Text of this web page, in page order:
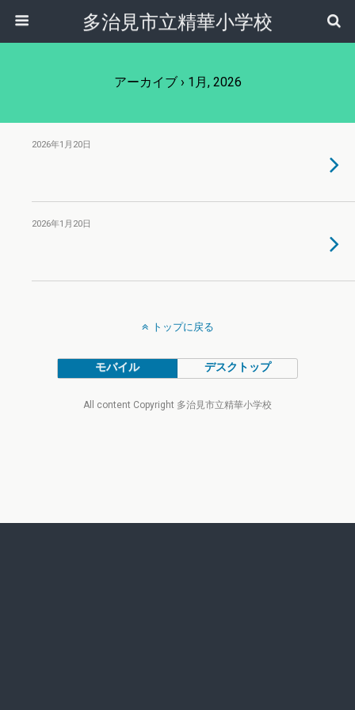
多治見市立精華小学校
アーカイブ › 1月, 2026
2026年1月20日
2026年1月20日
トップに戻る
モバイル デスクトップ
All content Copyright 多治見市立精華小学校